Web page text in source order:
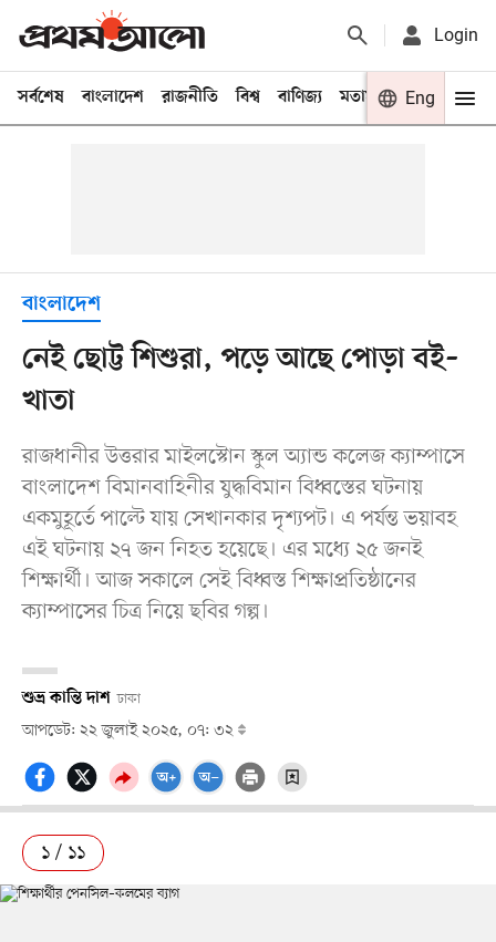
Login
সর্বশেষ বাংলাদেশ রাজনীতি বিশ্ব বাণিজ্য মতামত খেলা
Eng
বাংলাদেশ
নেই ছোট্ট শিশুরা, পড়ে আছে পোড়া বই–
খাতা
রাজধানীর উত্তরার মাইলস্টোন স্কুল অ্যান্ড কলেজ ক্যাম্পাসে
বাংলাদেশ বিমানবাহিনীর যুদ্ধবিমান বিধ্বস্তের ঘটনায়
একমুহূর্তে পাল্টে যায় সেখানকার দৃশ্যপট। এ পর্যন্ত ভয়াবহ
এই ঘটনায় ২৭ জন নিহত হয়েছে। এর মধ্যে ২৫ জনই
শিক্ষার্থী। আজ সকালে সেই বিধ্বস্ত শিক্ষাপ্রতিষ্ঠানের
ক্যাম্পাসের চিত্র নিয়ে ছবির গল্প।
শুভ্র কান্তি দাশ ঢাকা
আপডেট: ২২ জুলাই ২০২৫, ০৭: ৩২
১ / ১১